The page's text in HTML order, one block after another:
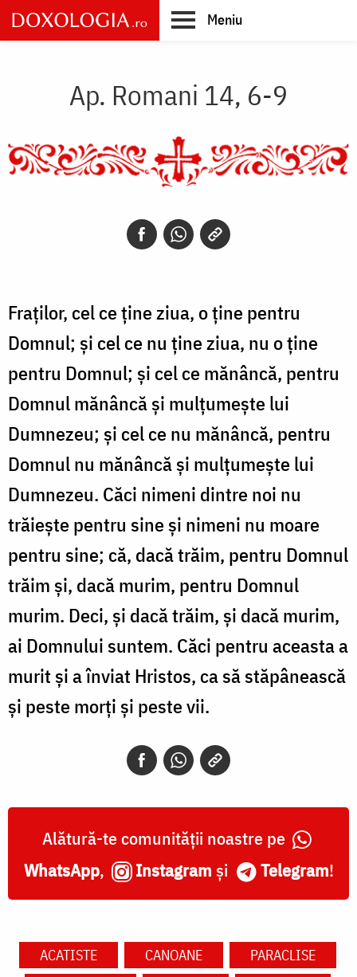
Skip
to
main
Meniu
Ap. Romani 14, 6-9
Fraților, cel ce ține ziua, o ține pentru
Domnul; și cel ce nu ține ziua, nu o ține
pentru Domnul; și cel ce mănâncă, pentru
Domnul mănâncă și mulțumește lui
Dumnezeu; și cel ce nu mănâncă, pentru
Domnul nu mănâncă și mulțumește lui
Dumnezeu. Căci nimeni dintre noi nu
trăiește pentru sine și nimeni nu moare
pentru sine; că, dacă trăim, pentru Domnul
trăim și, dacă murim, pentru Domnul
murim. Deci, și dacă trăim, și dacă murim,
ai Domnului suntem. Căci pentru aceasta a
murit și a înviat Hristos, ca să stăpânească
și peste morți și peste vii.
Alătură-te comunității noastre pe
WhatsApp, Instagram și Telegram!
ACATISTE CANOANE
PARACLISE